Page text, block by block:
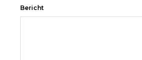
Bericht